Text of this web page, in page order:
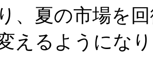
、夏の市場を
えるようにな